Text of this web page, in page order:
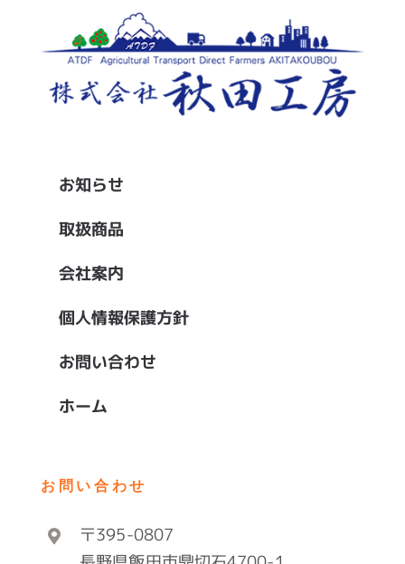
お知らせ
取扱商品
会社案内
個人情報保護方針
お問い合わせ
ホーム
お問い合わせ
〒395-0807